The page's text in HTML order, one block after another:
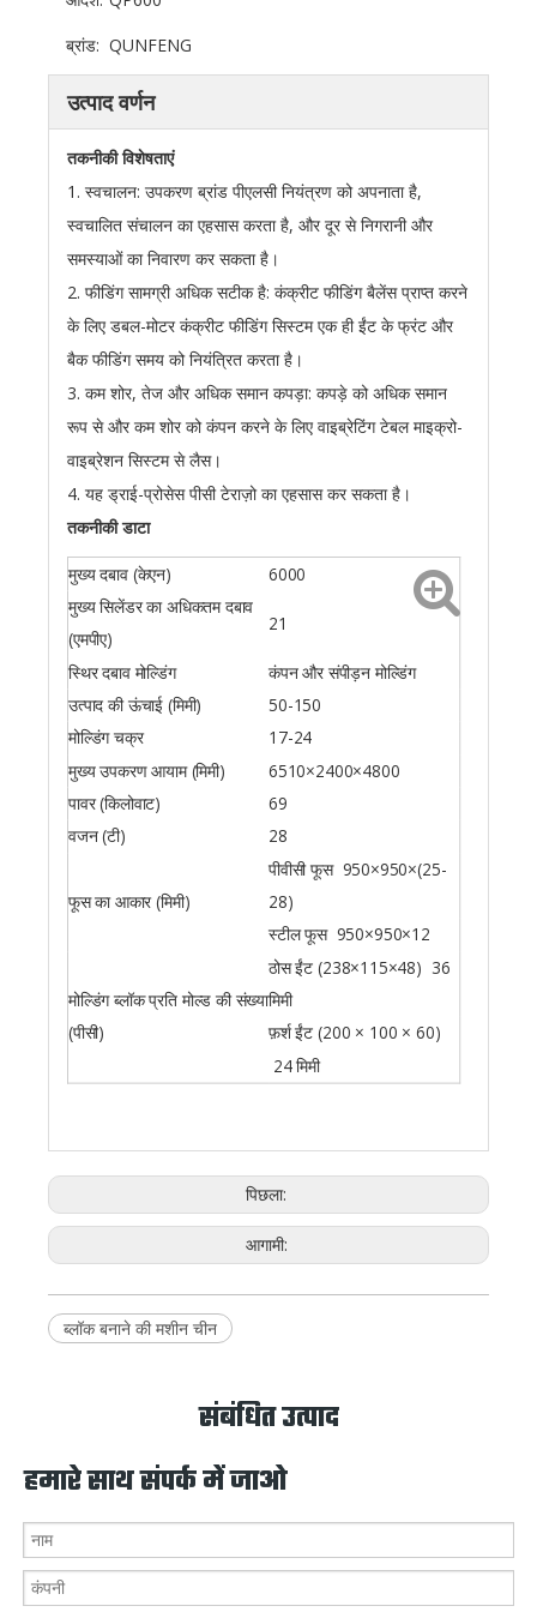
ब्रांड: QUNFENG
उत्पाद वर्णन
तकनीकी विशेषताएं
1. स्वचालन: उपकरण ब्रांड पीएलसी नियंत्रण को अपनाता है,
स्वचालित संचालन का एहसास करता है, और दूर से निगरानी और
समस्याओं का निवारण कर सकता है।
2. फीडिंग सामग्री अधिक सटीक है: कंक्रीट फीडिंग बैलेंस प्राप्त करने
के लिए डबल-मोटर कंक्रीट फीडिंग सिस्टम एक ही ईंट के फ्रंट और
बैक फीडिंग समय को नियंत्रित करता है।
3. कम शोर, तेज और अधिक समान कपड़ा: कपड़े को अधिक समान
रूप से और कम शोर को कंपन करने के लिए वाइब्रेटिंग टेबल माइक्रो-
वाइब्रेशन सिस्टम से लैस।
4. यह ड्राई-प्रोसेस पीसी टेराज़ो का एहसास कर सकता है।
तकनीकी डाटा
मुख्य दबाव (केएन) 6000
मुख्य सिलेंडर का अधिकतम दबाव
(एमपीए)
21
स्थिर दबाव मोल्डिंग कंपन और संपीड़न मोल्डिंग
उत्पाद की ऊंचाई (मिमी)
50-150
मोल्डिंग चक्र
17-24
मुख्य उपकरण आयाम (मिमी)
6510×2400×4800
पावर (किलोवाट) 69
वजन (टी) 28
फूस का आकार (मिमी)
पीवीसी फूस 950×950×(25-
28)
स्टील फूस 950×950×12
मोल्डिंग ब्लॉक प्रति मोल्ड की संख्या
(पीसी)
ठोस ईंट (238×115×48) 36
मिमी
फ़र्श ईंट (200 × 100 × 60)
24 मिमी
पिछला:
आगामी:
ब्लॉक बनाने की मशीन चीन
संबंधित उत्पाद
हमारे साथ संपर्क में जाओ